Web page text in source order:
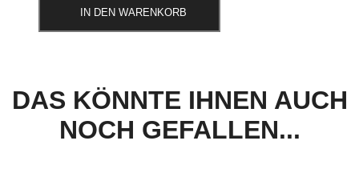
IN DEN WARENKORB
DAS KÖNNTE IHNEN AUCH
NOCH GEFALLEN...